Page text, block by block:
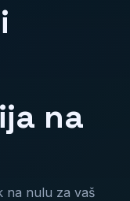
na
na nulu za vaš